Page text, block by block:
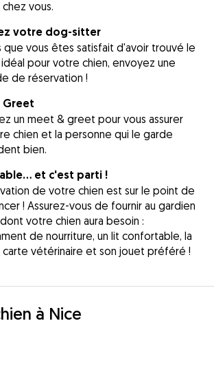
vous.
votre dog-sitter
que vous êtes satisfait d'avoir trouvé le
pour votre chien, envoyez une
de réservation !
Greet
un meet & greet pour vous assurer
chien et la personne qui le garde
bien.
et c'est parti !
de votre chien est sur le point de
! Assurez-vous de fournir au gardien
votre chien aura besoin :
de nourriture, un lit confortable, la
carte vétérinaire et son jouet préféré !
à Nice